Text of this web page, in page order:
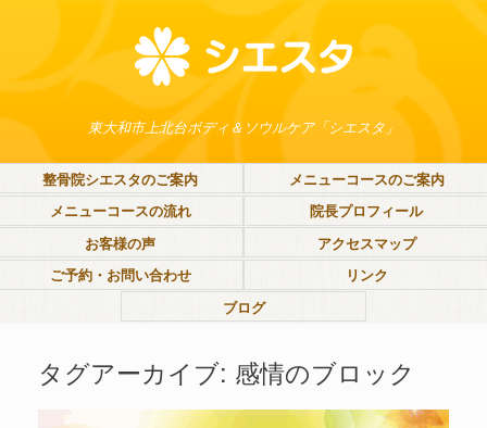
東大和市上北台ボディ＆ソウルケア「シエスタ」
整骨院シエスタのご案内
メニューコースのご案内
メニューコースの流れ
院長プロフィール
お客様の声
アクセスマップ
ご予約・お問い合わせ
リンク
ブログ
タグアーカイブ: 感情のブロック